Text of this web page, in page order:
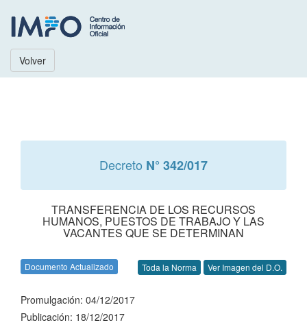
Volver
Decreto N° 342/017
TRANSFERENCIA DE LOS RECURSOS
HUMANOS, PUESTOS DE TRABAJO Y LAS
VACANTES QUE SE DETERMINAN
Documento Actualizado Toda la Norma Ver Imagen del D.O.
Promulgación: 04/12/2017
Publicación: 18/12/2017